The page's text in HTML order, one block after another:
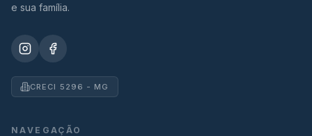
e sua família.
CRECI 5296 - MG
NAVEGAÇÃO